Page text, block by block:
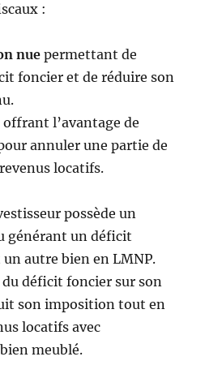
:
nue permettant de
foncier et de réduire son
offrant l’avantage de
annuler une partie de
locatifs.
possède un
générant un déficit
autre bien en LMNP.
du déficit foncier sur son
son imposition tout en
locatifs avec
meublé.